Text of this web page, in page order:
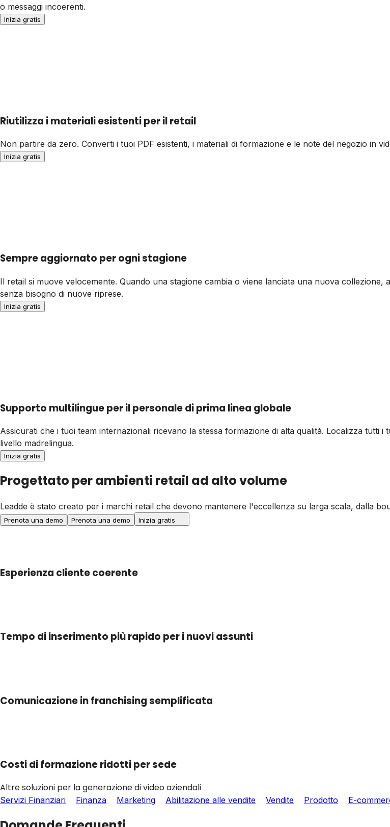
o messaggi incoerenti.
Inizia gratis
Riutilizza i materiali esistenti per il retail
Non partire da zero. Converti i tuoi PDF esistenti, i materiali di formazione e le note del negozio in
Inizia gratis
Sempre aggiornato per ogni stagione
Il retail si muove velocemente. Quando una stagione cambia o viene lanciata una nuova
senza bisogno di nuove riprese.
Inizia gratis
Supporto multilingue per il personale di prima linea globale
Assicurati che i tuoi team internazionali ricevano la stessa formazione di alta qualità. Localizza
livello madrelingua.
Inizia gratis
Progettato per ambienti retail ad alto volume
Leadde è stato creato per i marchi retail che devono mantenere l'eccellenza su larga scala, dalla
Prenota una demo Prenota una demo Inizia gratis
Esperienza cliente coerente
Tempo di inserimento più rapido per i nuovi assunti
Comunicazione in franchising semplificata
Costi di formazione ridotti per sede
Altre soluzioni per la generazione di video aziendali
Servizi Finanziari Finanza Marketing Abilitazione alle vendite Vendite Prodotto E-